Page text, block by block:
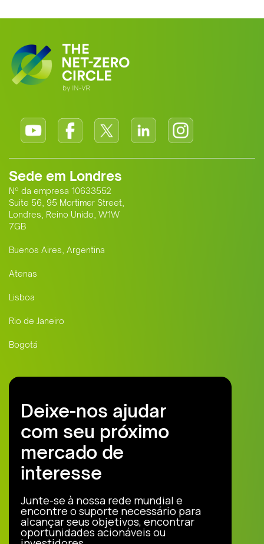
Sede em Londres
Nº da empresa 10633552
Suite 56, 95 Mortimer Street,
Londres, Reino Unido, W1W
7GB
Buenos Aires, Argentina
Atenas
Lisboa
Rio de Janeiro
Bogotá
Deixe-nos ajudar
com seu próximo
mercado de
interesse
Junte-se à nossa rede mundial e
encontre o suporte necessário para
alcançar seus objetivos, encontrar
oportunidades acionáveis ou